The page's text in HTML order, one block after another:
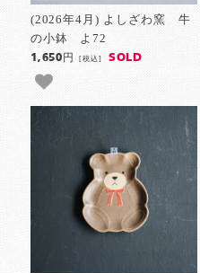
(2026年4月) よしざわ窯 牛
の小鉢 よ72
1,650円[税込] SOLD